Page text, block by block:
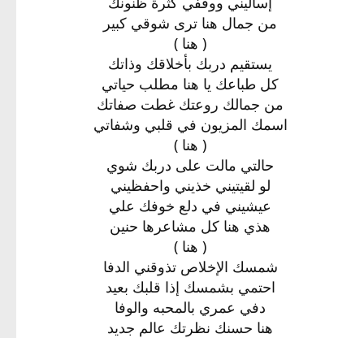
من جمال هنا ترى شوقي كبير
( هنا )
يستقيم دربك بأخلاقك وذاتك
كل طباعك يا هنا مطلب حياتي
من جمالك روعتك غطت صفاتك
اسمك المزيون في قلبي وشفاتي
( هنا )
حالتي مالت على دربك شوي
لو لقيتيني خذيني واحفظيني
عيشيني في دلع خوفك علي
هذي هنا كل مشاعرها حنين
( هنا )
شمسك الإخلاص تذوقني الدفا
احتمي بشمسك إذا قلبك بعيد
دفي عمري بالمحبه والوفا
هنا حسنك نظرتك عالم جديد